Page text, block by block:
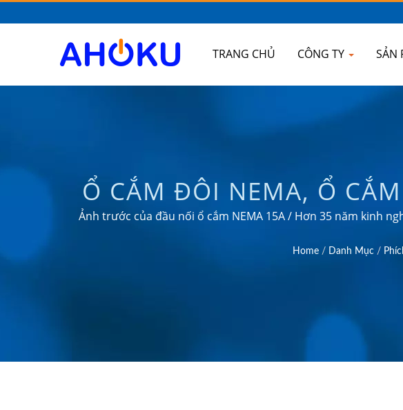
TRANG CHỦ CÔNG TY SẢN
Ổ CẮM ĐÔI NEMA, Ổ
SẢN XUẤT BỘ CHUYỂN
ĐỔI, SẠC USB & BỘ
Ảnh trước của đầu nối ổ cắm NEMA 15A / Hơn 35 năm kinh
các ứng dụng quản lý năng lượng trong
Home / Danh Mục /